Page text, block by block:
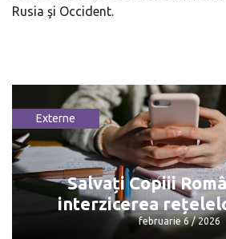
Rusia şi Occident.
Externe
Salvați Copiii
interzicerea
februarie 6 / 2026